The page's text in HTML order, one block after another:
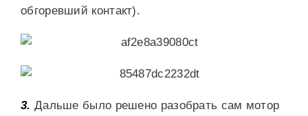
обгоревший контакт).
3. Дальше было решено разобрать сам мотор